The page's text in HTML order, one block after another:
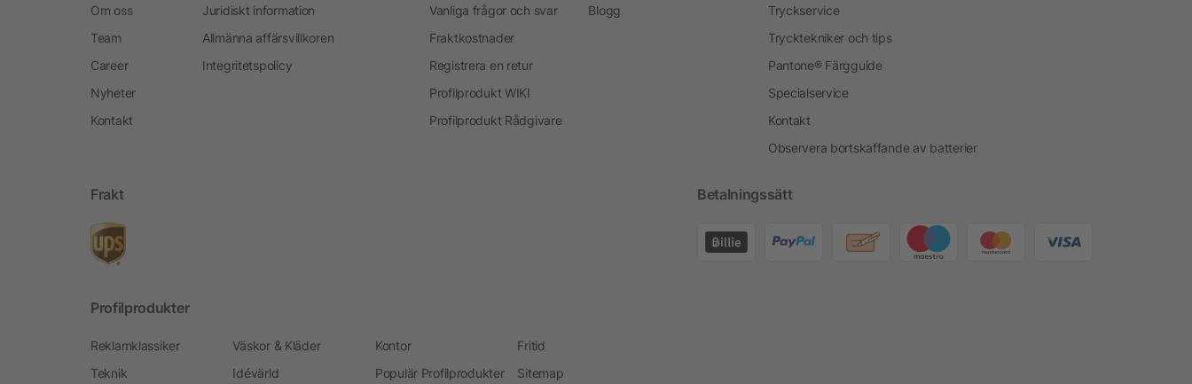
Om oss
Team
Career
Nyheter
Kontakt
Juridiskt information
Allmänna affärsvillkoren
Integritetspolicy
Vanliga frågor och svar
Fraktkostnader
Registrera en retur
Profilprodukt WIKI
Profilprodukt Rådgivare
Blogg
Tryckservice
Trycktekniker och tips
Pantone® Färgguide
Specialservice
Kontakt
Observera bortskaffande av batterier
Frakt Betalningssätt
Profilprodukter
Reklamklassiker Väskor & Kläder Kontor
Fritid
Teknik
Idévärld Populär Profilprodukter Sitemap